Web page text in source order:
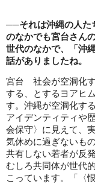
──それは沖縄の人た
のなかでも宮台さん
世代のなかで、「沖
話がありましたね。
宮台 社会が空洞化
する、とするヨアヒ
す。沖縄が空洞化す
アイデンティティや
会保守〉に見えて、
気休めに過ぎないも
共有しない若者が反
むしろ共同体が世代
こっています。「〈